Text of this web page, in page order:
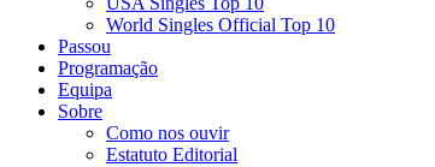
World Singles Official Top 10
Passou
Programação
Equipa
Sobre
Como nos ouvir
Estatuto Editorial